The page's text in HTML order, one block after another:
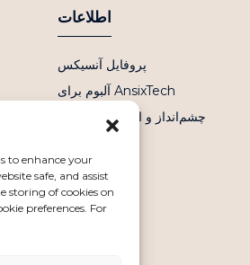
اطلاعات
پروفایل آنسیکس
آلبوم برای AnsixTech
چشم‌انداز و ارزش‌های اصلی
اخبار
تماس با ما
to enhance your
safe, and assist
storing of cookies on
preferences. For